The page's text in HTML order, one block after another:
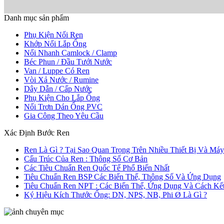
Danh mục sản phẩm
Phụ Kiện Nối Ren
Khớp Nối Lắp Ống
Nối Nhanh Camlock / Clamp
Béc Phun / Đầu Tưới Nước
Van / Luppe Có Ren
Vòi Xả Nước / Rumine
Dây Dẫn / Cấp Nước
Phụ Kiện Cho Lắp Ống
Nối Trơn Dán Ống PVC
Gia Công Theo Yêu Cầu
Xác Định Bước Ren
Ren Là Gì ? Tại Sao Quan Trọng Trên Nhiều Thiết Bị Và
Cấu Trúc Của Ren : Thông Số Cơ Bản
Các Tiêu Chuẩn Ren Quốc Tế Phổ Biến Nhất
Tiêu Chuẩn Ren BSP Các Biến Thể, Thông Số Và Ứng Dụng
Tiêu Chuẩn Ren NPT : Các Biến Thể, Ứng Dụng Và Cách
Ký Hiệu Kích Thước Ống: DN, NPS, NB, Phi Ø Là Gì ?